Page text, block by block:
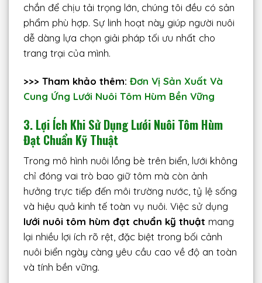
chắn để chịu tải trọng lớn, chúng tôi đều có sản
phẩm phù hợp. Sự linh hoạt này giúp người nuôi
dễ dàng lựa chọn giải pháp tối ưu nhất cho
trang trại của mình.
>>> Tham khảo thêm:Đơn Vị Sản Xuất Và
Cung Ứng Lưới Nuôi Tôm Hùm Bền Vững
3. Lợi Ích Khi Sử Dụng Lưới Nuôi Tôm Hùm
Đạt Chuẩn Kỹ Thuật
Trong mô hình nuôi lồng bè trên biển, lưới không
chỉ đóng vai trò bao giữ tôm mà còn ảnh
hưởng trực tiếp đến môi trường nước, tỷ lệ sống
và hiệu quả kinh tế toàn vụ nuôi. Việc sử dụng
lưới nuôi tôm hùm đạt chuẩn kỹ thuật mang
lại nhiều lợi ích rõ rệt, đặc biệt trong bối cảnh
nuôi biển ngày càng yêu cầu cao về độ an toàn
và tính bền vững.